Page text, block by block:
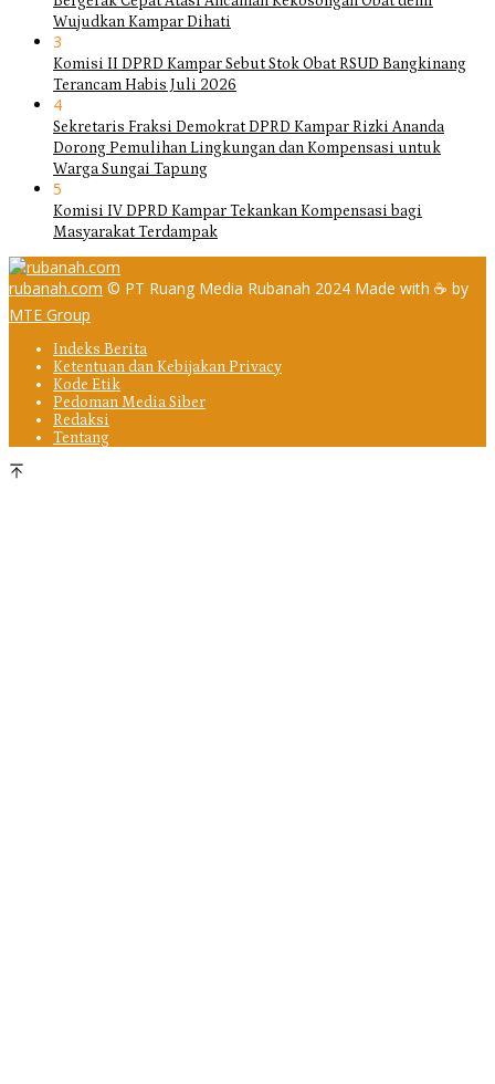
Wujudkan Kampar Dihati
3
Komisi II DPRD Kampar Sebut Stok Obat RSUD Bangkinang
Terancam Habis Juli 2026
4
Sekretaris Fraksi Demokrat DPRD Kampar Rizki Ananda
Dorong Pemulihan Lingkungan dan Kompensasi untuk
Warga Sungai Tapung
5
Komisi IV DPRD Kampar Tekankan Kompensasi bagi
Masyarakat Terdampak
rubanah.com © PT Ruang Media Rubanah 2024 Made with ☕ by
MTE Group
Indeks Berita
Ketentuan dan Kebijakan Privacy
Kode Etik
Pedoman Media Siber
Redaksi
Tentang